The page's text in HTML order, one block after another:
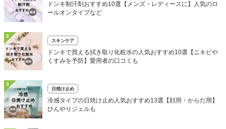
ドンキ制汗剤おすすめ10選【メンズ・レディースに】人気のロ
ールオンタイプなど
2
スキンケア
ドンキで買える拭き取り化粧水の人気おすすめ10選【ニキビや
くすみを予防】愛用者の口コミも
3
日焼け止め
冷感タイプの日焼け止め人気おすすめ13選【顔用・からだ用】
ひんやりジェルも